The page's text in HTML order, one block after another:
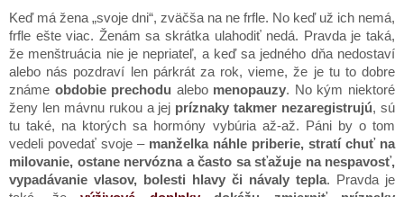
Keď má žena „svoje dni“, zväčša na ne frfle. No keď už ich nemá,
frfle ešte viac. Ženám sa skrátka ulahodiť nedá. Pravda je taká,
že menštruácia nie je nepriateľ, a keď sa jedného dňa nedostaví
alebo nás pozdraví len párkrát za rok, vieme, že je tu to dobre
známe obdobie prechodu alebo menopauzy. No kým niektoré
ženy len mávnu rukou a jej príznaky takmer nezaregistrujú, sú
tu také, na ktorých sa hormóny vybúria až-až. Páni by o tom
vedeli povedať svoje – manželka náhle priberie, stratí chuť na
milovanie, ostane nervózna a často sa sťažuje na nespavosť,
vypadávanie vlasov, bolesti hlavy či návaly tepla. Pravda je